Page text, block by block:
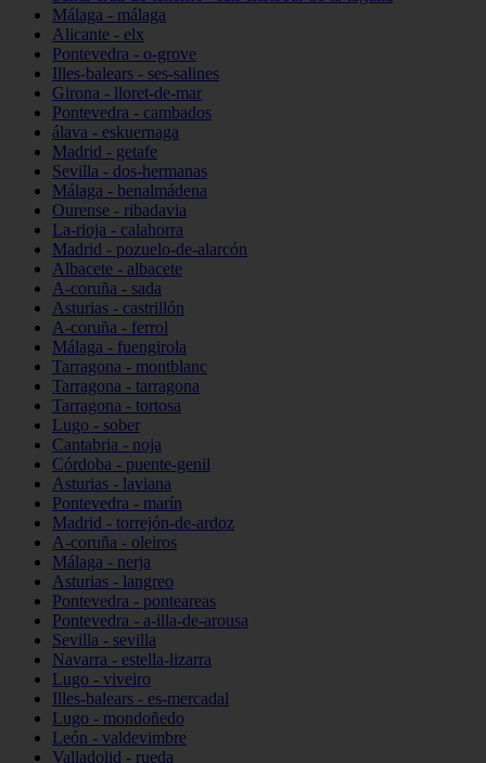
Málaga - málaga
Alicante - elx
Pontevedra - o-grove
Illes-balears - ses-salines
Girona - lloret-de-mar
Pontevedra - cambados
álava - eskuernaga
Madrid - getafe
Sevilla - dos-hermanas
Málaga - benalmádena
Ourense - ribadavia
La-rioja - calahorra
Madrid - pozuelo-de-alarcón
Albacete - albacete
A-coruña - sada
Asturias - castrillón
A-coruña - ferrol
Málaga - fuengirola
Tarragona - montblanc
Tarragona - tarragona
Tarragona - tortosa
Lugo - sober
Cantabria - noja
Córdoba - puente-genil
Asturias - laviana
Pontevedra - marín
Madrid - torrejón-de-ardoz
A-coruña - oleiros
Málaga - nerja
Asturias - langreo
Pontevedra - ponteareas
Pontevedra - a-illa-de-arousa
Sevilla - sevilla
Navarra - estella-lizarra
Lugo - viveiro
Illes-balears - es-mercadal
Lugo - mondoñedo
León - valdevimbre
Valladolid - rueda